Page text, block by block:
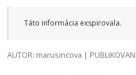
Táto informácia exspirovala.
AUTOR: marusincova |